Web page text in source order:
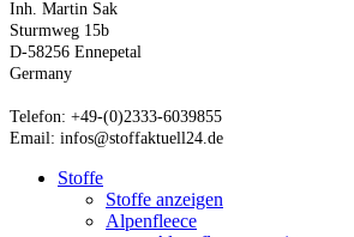
Inh. Martin Sak
Sturmweg 15b
D-58256 Ennepetal
Germany
Telefon: +49-(0)2333-6039855
Email: infos@stoffaktuell24.de
Stoffe
Stoffe anzeigen
Alpenfleece